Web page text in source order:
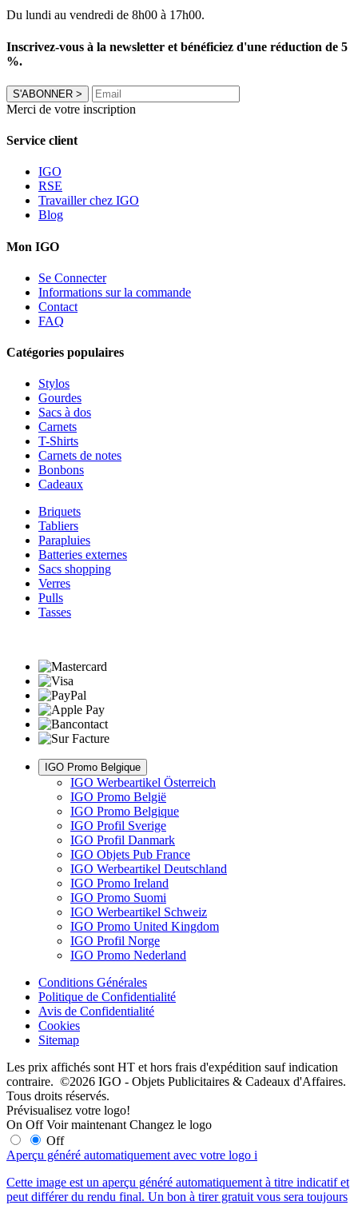
Du lundi au vendredi de 8h00 à 17h00.
Inscrivez-vous à la newsletter et bénéficiez d'une réduction de 5
%.
S'ABONNER >
Merci de votre inscription
Service client
IGO
RSE
Travailler chez IGO
Blog
Mon IGO
Se Connecter
Informations sur la commande
Contact
FAQ
Catégories populaires
Stylos
Gourdes
Sacs à dos
Carnets
T-Shirts
Carnets de notes
Bonbons
Cadeaux
Briquets
Tabliers
Parapluies
Batteries externes
Sacs shopping
Verres
Pulls
Tasses
IGO Promo Belgique
IGO Werbeartikel Österreich
IGO Promo België
IGO Promo Belgique
IGO Profil Sverige
IGO Profil Danmark
IGO Objets Pub France
IGO Werbeartikel Deutschland
IGO Promo Ireland
IGO Promo Suomi
IGO Werbeartikel Schweiz
IGO Promo United Kingdom
IGO Profil Norge
IGO Promo Nederland
Conditions Générales
Politique de Confidentialité
Avis de Confidentialité
Cookies
Sitemap
Les prix affichés sont HT et hors frais d'expédition sauf indication
contraire. ©2026 IGO - Objets Publicitaires & Cadeaux d'Affaires.
Tous droits réservés.
Prévisualisez votre logo!
On Off Voir maintenant Changez le logo
Off
Aperçu généré automatiquement avec votre logo i
Cette image est un aperçu généré automatiquement à titre indicatif et
peut différer du rendu final. Un bon à tirer gratuit vous sera toujours